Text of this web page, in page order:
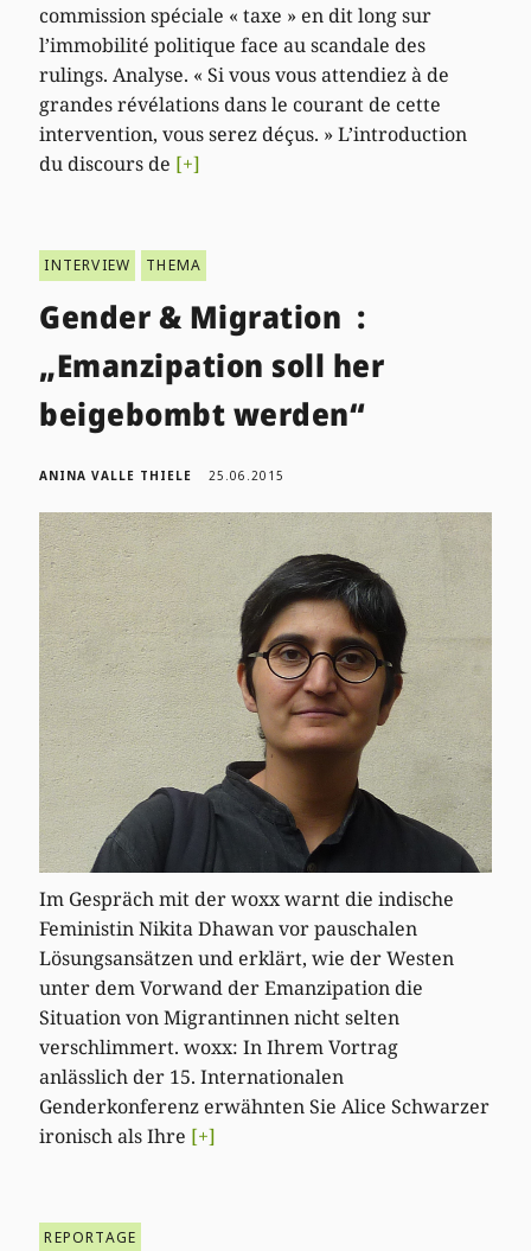
commission spéciale « taxe » en dit long sur
l’immobilité politique face au scandale des
rulings. Analyse. « Si vous vous attendiez à de
grandes révélations dans le courant de cette
intervention, vous serez déçus. » L’introduction
du discours de [+]
INTERVIEW THEMA
Gender & Migration :
„Emanzipation soll her
beigebombt werden“
ANINA VALLE THIELE 25.06.2015
Im Gespräch mit der woxx warnt die indische
Feministin Nikita Dhawan vor pauschalen
Lösungsansätzen und erklärt, wie der Westen
unter dem Vorwand der Emanzipation die
Situation von Migrantinnen nicht selten
verschlimmert. woxx: In Ihrem Vortrag
anlässlich der 15. Internationalen
Genderkonferenz erwähnten Sie Alice Schwarzer
ironisch als Ihre [+]
REPORTAGE